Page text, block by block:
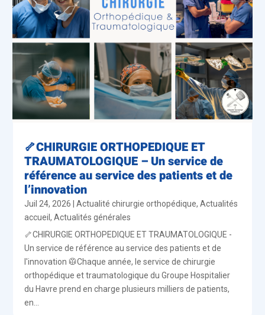
🦴CHIRURGIE ORTHOPEDIQUE ET
TRAUMATOLOGIQUE – Un service de
référence au service des patients et de
l’innovation
Juil 24, 2026 |Actualité chirurgie orthopédique,Actualités
accueil,Actualités générales
🦴CHIRURGIE ORTHOPEDIQUE ET TRAUMATOLOGIQUE -
Un service de référence au service des patients et de
l'innovation 🥼Chaque année, le service de chirurgie
orthopédique et traumatologique du Groupe Hospitalier
du Havre prend en charge plusieurs milliers de patients,
en...